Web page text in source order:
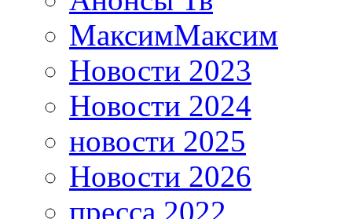
МаксимМаксим
Новости 2023
Новости 2024
новости 2025
Новости 2026
пресса 2022